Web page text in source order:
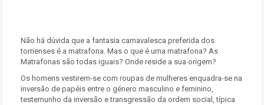
Não há dúvida que a fantasia carnavalesca preferida dos
torrienses é a matrafona. Mas o que é uma matrafona? As
Matrafonas são todas iguais? Onde reside a sua origem?
Os homens vestirem-se com roupas de mulheres enquadra-se na
inversão de papéis entre o género masculino e feminino,
testemunho da inversão e transgressão da ordem social, típica